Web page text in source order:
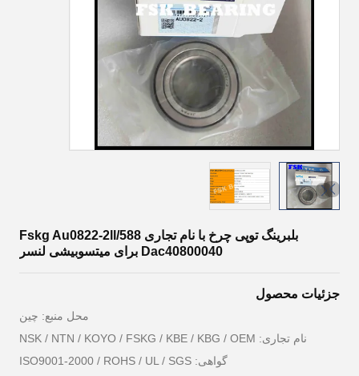
بلبرینگ توپی چرخ با نام تجاری Fskg Au0822-2ll/588
Dac40800040 برای میتسوبیشی لنسر
جزئیات محصول
محل منبع: چین
نام تجاری: NSK / NTN / KOYO / FSKG / KBE / KBG / OEM
گواهی: ISO9001-2000 / ROHS / UL / SGS